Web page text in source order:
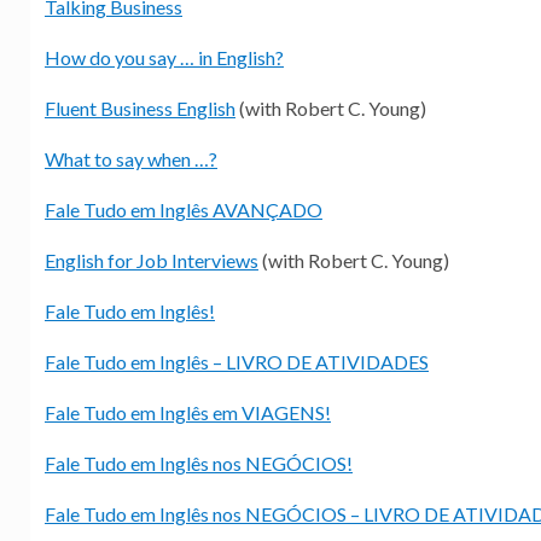
Talking Business
How do you say … in English?
Fluent Business English(with Robert C. Young)
What to say when …?
Fale Tudo em Inglês AVANÇADO
English for Job Interviews (with Robert C. Young)
Fale Tudo em Inglês!
Fale Tudo em Inglês – LIVRO DE ATIVIDADES
Fale Tudo em Inglês em VIAGENS!
Fale Tudo em Inglês nos NEGÓCIOS!
Fale Tudo em Inglês nos NEGÓCIOS – LIVRO DE